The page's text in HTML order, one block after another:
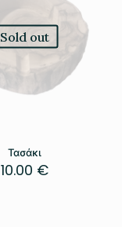
Sold out
Τασάκι
10.00 €